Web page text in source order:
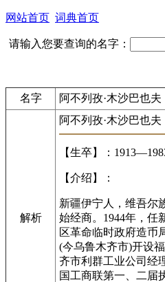
网站首页 词典首页
请输入您要查询的名字：
名字 阿不列孜·木沙巴也夫
解析
阿不列孜·木沙巴也夫
【生卒】：
【介绍】：
新疆伊宁人，维吾尔
始经商。1944年，任
区革命临时政府造币
(今乌鲁木齐市)开设
齐市利群工业公司经
国工商联第一、二届